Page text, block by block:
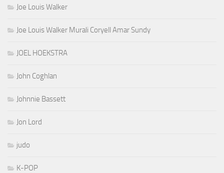
Joe Louis Walker
Joe Louis Walker Murali Coryell Amar Sundy
JOEL HOEKSTRA
John Coghlan
Johnnie Bassett
Jon Lord
judo
K-POP